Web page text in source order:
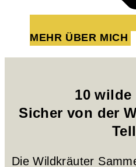
MEHR ÜBER MICH
10 wilde
Sicher von der
Die Wildkräuter